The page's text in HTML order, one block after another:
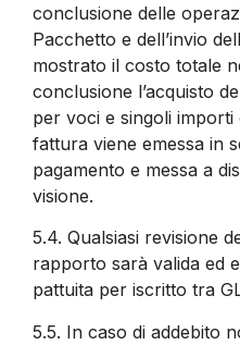
conclusione delle
Pacchetto e dell’invio
mostrato il costo totale
conclusione l’acquisto
per voci e singoli
fattura viene emessa in
pagamento e messa a
visione.
5.4. Qualsiasi revisione
rapporto sarà valida ed
pattuita per iscritto tra
5.5. In caso di addebito